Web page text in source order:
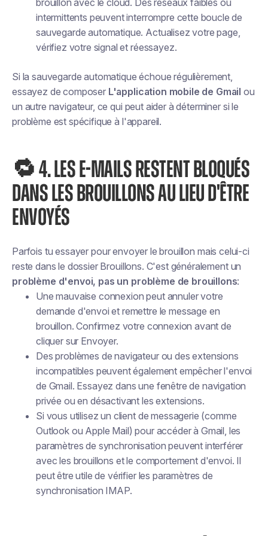
brouillon avec le cloud. Des réseaux faibles ou
intermittents peuvent interrompre cette boucle de
sauvegarde automatique. Actualisez votre page,
vérifiez votre signal et réessayez.
Si la sauvegarde automatique échoue régulièrement,
essayez de composer L'application mobile de Gmail ou
un autre navigateur, ce qui peut aider à déterminer si le
problème est spécifique à l'appareil.
🔁 4. LES E-MAILS RESTENT BLOQUÉS
DANS LES BROUILLONS AU LIEU D'ÊTRE
ENVOYÉS
Parfois tuessayer pour envoyer le brouillon mais celui-ci
reste dans le dossier Brouillons. C'est généralement un
problème d'envoi, pas un problème de brouillons:
Une mauvaise connexion peut annuler votre
demande d'envoi et remettre le message en
brouillon. Confirmez votre connexion avant de
cliquer sur Envoyer.
Des problèmes de navigateur ou des extensions
incompatibles peuvent également empêcher l'envoi
de Gmail. Essayez dans une fenêtre de navigation
privée ou en désactivant les extensions.
Si vous utilisez un client de messagerie (comme
Outlook ou Apple Mail) pour accéder à Gmail, les
paramètres de synchronisation peuvent interférer
avec les brouillons et le comportement d'envoi. Il
peut être utile de vérifier les paramètres de
synchronisation IMAP.